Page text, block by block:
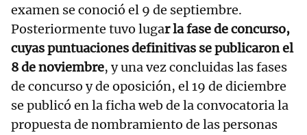
examen se conoció el 9 de septiembre.
Posteriormente tuvo lugar la fase de concurso,
cuyas puntuaciones definitivas se publicaron el
8 de noviembre, y una vez concluidas las fases
de concurso y de oposición, el 19 de diciembre
se publicó en la ficha web de la convocatoria la
propuesta de nombramiento de las personas